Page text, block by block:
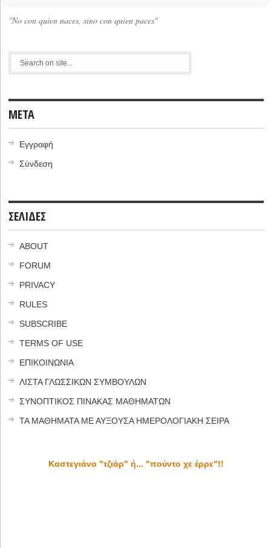
"No con quien naces, sino con quien paces"
META
Εγγραφή
Σύνδεση
ΣΕΛΙΔΕΣ
ABOUT
FORUM
PRIVACY
RULES
SUBSCRIBE
TERMS OF USE
ΕΠΙΚΟΙΝΩΝΙΑ
ΛΙΣΤΑ ΓΛΩΣΣΙΚΩΝ ΣΥΜΒΟΥΛΩΝ
ΣΥΝΟΠΤΙΚΟΣ ΠΙΝΑΚΑΣ ΜΑΘΗΜΑΤΩΝ
ΤΑ ΜΑΘΗΜΑΤΑ ΜΕ ΑΥΞΟΥΣΑ ΗΜΕΡΟΛΟΓΙΑΚΗ ΣΕΙΡΑ
Καστεγιάνο "τζιάρ" ή... "πούντο χε έρρε"!!